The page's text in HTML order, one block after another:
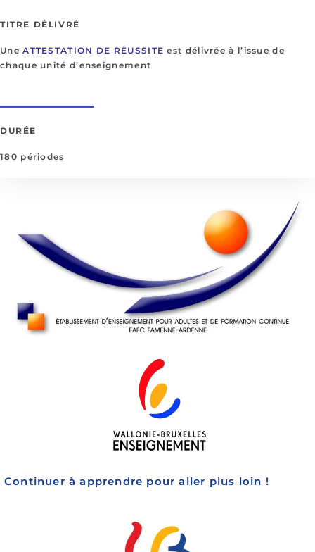
TITRE DÉLIVRÉ
UneATTESTATION DE RÉUSSITEest délivrée à l’issue de
chaque unité d’enseignement
DURÉE
180 périodes
Continuer à apprendre pour aller plus loin !